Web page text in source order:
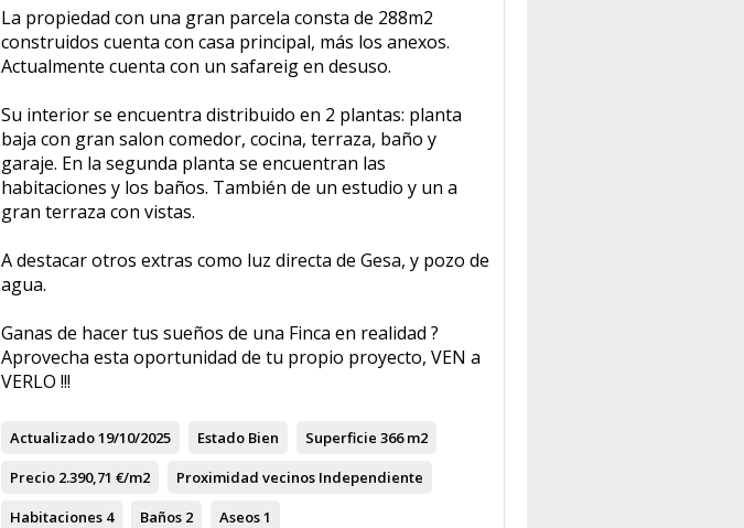
La propiedad con una gran parcela consta de 288m2
construidos cuenta con casa principal, más los anexos.
Actualmente cuenta con un safareig en desuso.
Su interior se encuentra distribuido en 2 plantas: planta
baja con gran salon comedor, cocina, terraza, baño y
garaje. En la segunda planta se encuentran las
habitaciones y los baños. También de un estudio y un a
gran terraza con vistas.
A destacar otros extras como luz directa de Gesa, y pozo de
agua.
Ganas de hacer tus sueños de una Finca en realidad ?
Aprovecha esta oportunidad de tu propio proyecto, VEN a
VERLO !!!
Actualizado19/10/2025 Estado Bien Superficie 366 m2
Precio 2.390,71 €/m2 Proximidad vecinos Independiente
Habitaciones 4 Baños 2 Aseos1